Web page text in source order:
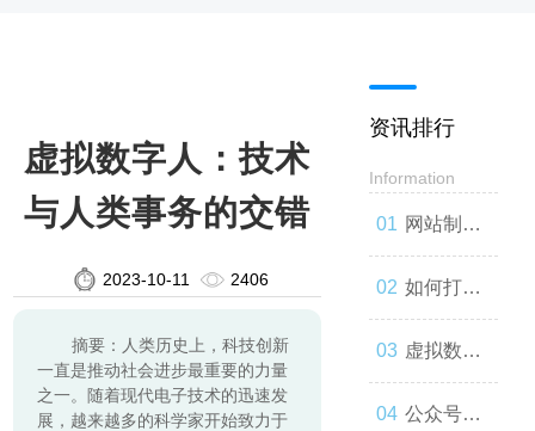
虚拟数字人：技术
与人类事务的交错
2023-10-11 2406
摘要：人类历史上，科技创新
一直是推动社会进步最重要的力量
之一。随着现代电子技术的迅速发
展，越来越多的科学家开始致力于
资讯排行
Information
网站制
作：让你
的品牌与
世界联系
如何打造
一款高效
的网站
虚拟数字
人：技术
公众号开